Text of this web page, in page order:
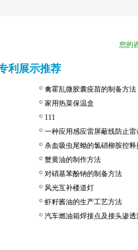
您的
利展示推荐
禽霍乱微胶囊疫苗的制备方法
家用热菜保温盒
111
一种应用感应雷屏蔽线防止
杀血吸虫尾蚴的氯硝柳胺控
蟹黄油的制作方法
对硝基苯酚钠的制备方法
风光互补楼道灯
虾籽酱油的生产工艺方法
汽车燃油箱焊接点及接头渗